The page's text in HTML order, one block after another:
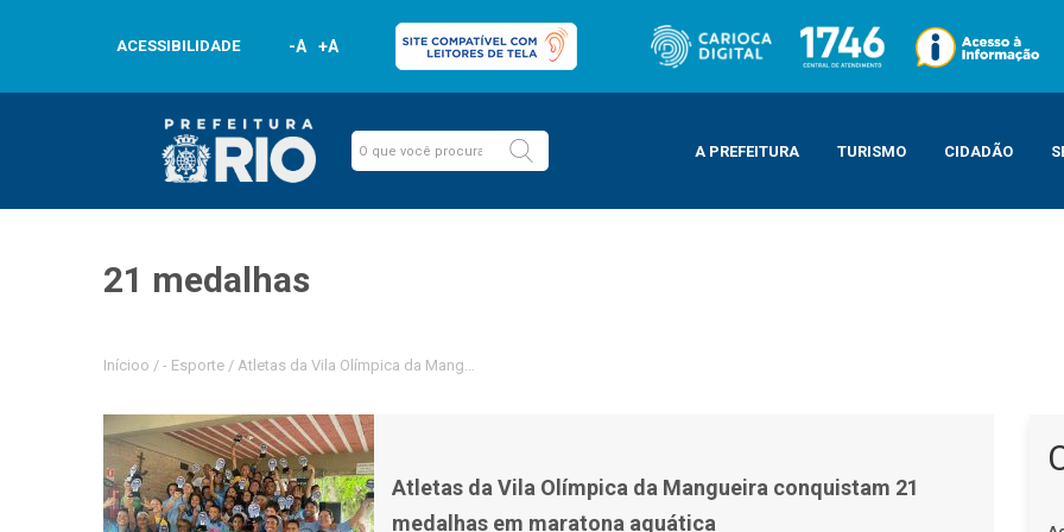
ACESSIBILIDADE -A +A
A PREFEITURA TURISMO CIDADÃO
21 medalhas
Inícioo / - Esporte / Atletas da Vila Olímpica da Mangueira conquistam 21 medalhas em maratona aquática
Atletas da Vila Olímpica da Mangueira conquistam 21
medalhas em maratona aquática